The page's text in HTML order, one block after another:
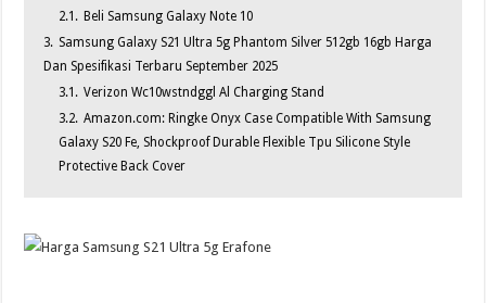
2.1. Beli Samsung Galaxy Note 10
3. Samsung Galaxy S21 Ultra 5g Phantom Silver 512gb 16gb Harga
Dan Spesifikasi Terbaru September 2025
3.1. Verizon Wc10wstndggl Al Charging Stand
3.2. Amazon.com: Ringke Onyx Case Compatible With Samsung
Galaxy S20 Fe, Shockproof Durable Flexible Tpu Silicone Style
Protective Back Cover